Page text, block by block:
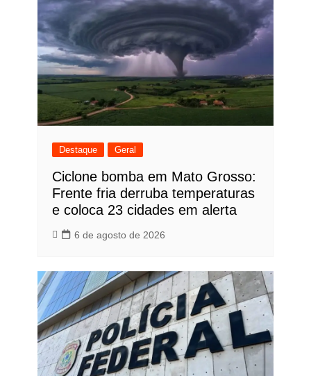
Destaque Geral
Ciclone bomba em Mato Grosso:
Frente fria derruba temperaturas
e coloca 23 cidades em alerta
6 de agosto de 2026